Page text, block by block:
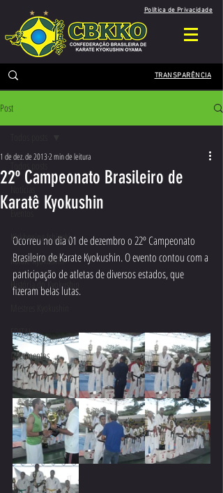
Política de Privacidade
TRANSPARÊNCIA
Post
Eventos
Kickboxing Ichigeki
Karate Kyokushin
História do Kyokushin
EDITAL
Documentos
22º Campeonato Brasileiro de
Karatê Kyokushin
1 de dez. de 20132 min de leitura
Ocorreu no dia 01 de dezembro o 22º Campeonato
Brasileiro de Karate Kyokushin. O evento contou com a
participação de atletas de diversos estados, que
fizeram belas lutas.